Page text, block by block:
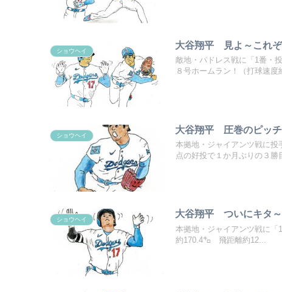
ショウヘイ
大谷翔平 見よ～これぞ
敵地・パドレス戦に「1番・
８号ホームラン！（打球速度
ショウヘイ
大谷翔平 圧巻のピッチ
本拠地・ジャイアンツ戦に
点の好投で１か月ぶりの３勝
ショウヘイ
大谷翔平 ついにキタ～
本拠地・ジャイアンツ戦に「
約170.4㌔ 飛距離約12...